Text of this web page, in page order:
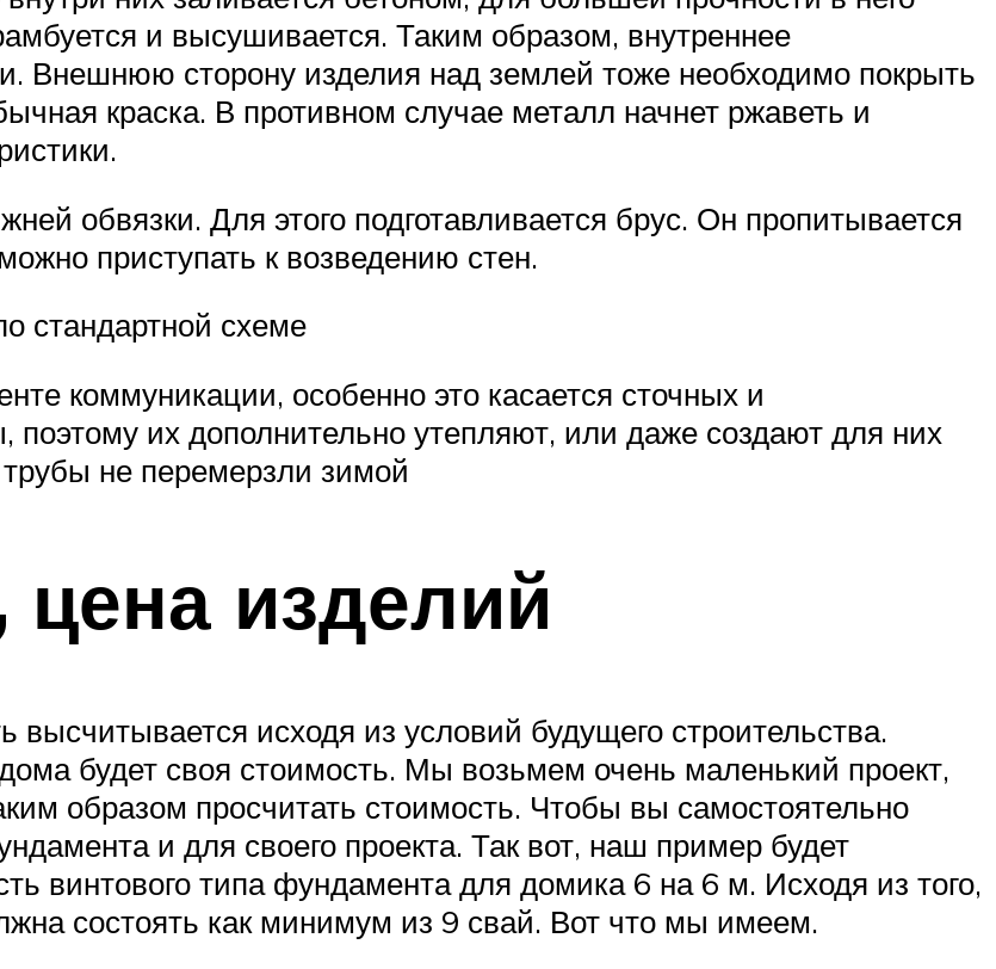
и высушивается. Таким образом, внутреннее
Внешнюю сторону изделия над землей тоже необходимо покрыть
краска. В противном случае металл начнет ржаветь и
обвязки. Для этого подготавливается брус. Он пропитывается
приступать к возведению стен.
стандартной схеме
коммуникации, особенно это касается сточных и
их дополнительно утепляют, или даже создают для них
не перемерзли зимой
изделий
исходя из условий будущего строительства.
будет своя стоимость. Мы возьмем очень маленький проект,
образом просчитать стоимость. Чтобы вы самостоятельно
и для своего проекта. Так вот, наш пример будет
винтового типа фундамента для домика 6 на 6 м. Исходя из того,
состоять как минимум из 9 свай. Вот что мы имеем.